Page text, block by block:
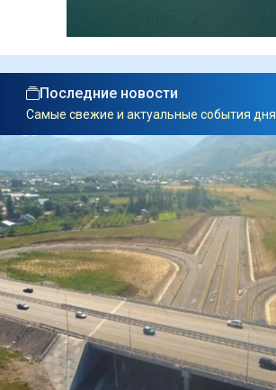
Последние новости
Самые свежие и актуальные события дня